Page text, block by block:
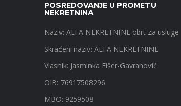
POSREDOVANJE U PROMETU
NEKRETNINA
Naziv: ALFA NEKRETNINE obrt za usluge
Skraćeni naziv: ALFA NEKRETNINE
Vlasnik: Jasminka Fišer-Gavranović
OIB: 76917508296
MBO: 9259508